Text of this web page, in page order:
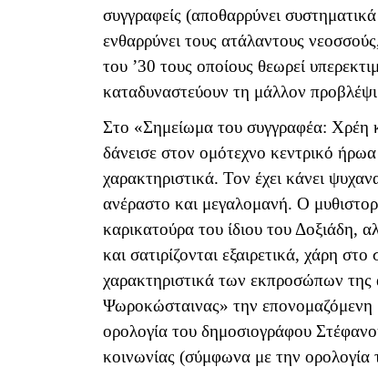
συγγραφείς (αποθαρρύνει
ενθαρρύνει τους ατάλαντους
του ’30 τους οποίους θεωρεί
καταδυναστεύουν τη μάλλον
Στο «Σημείωμα του συγγραφέα: Χρέη
δάνεισε στον ομότεχνο κεντρικό
χαρακτηριστικά. Τον έχει κάνει
ανέραστο και μεγαλομανή. Ο
καρικατούρα του ίδιου του Δοξιάδη,
και σατιρίζονται εξαιρετικά, χάρη
χαρακτηριστικά των εκπροσώπων της
Ψωροκώσταινας» την
ορολογία του δημοσιογράφου
κοινωνίας (σύμφωνα με την